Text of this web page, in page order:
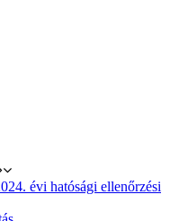
évi hatósági ellenőrzési